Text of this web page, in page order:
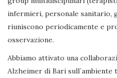
infermieri, personale sanitario,
riuniscono periodicamente e
osservazione.
Abbiamo attivato una
Alzheimer di Bari